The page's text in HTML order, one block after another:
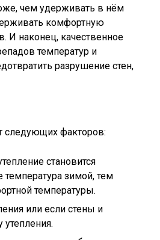
чем удерживать в нём
комфортную
И наконец, качественное
температур и
разрушение стен,
следующих факторов:
становится
зимой, тем
температуры.
или если стены и